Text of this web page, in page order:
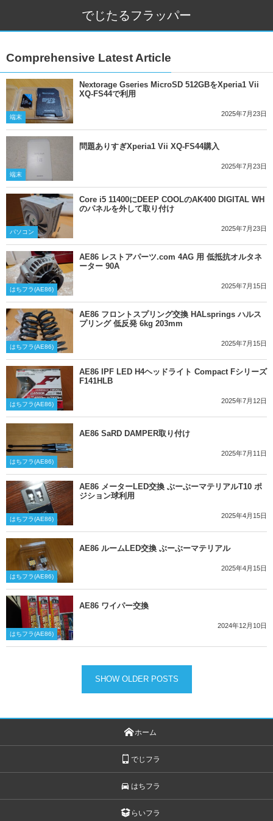
でじたるフラッパー
Comprehensive Latest Article
端末
Nextorage Gseries MicroSD 512GBをXperia1 Vii
XQ-FS44で利用
2025年7月23日
端末
問題ありすぎXperia1 Vii XQ-FS44購入
2025年7月23日
パソコン
Core i5 11400にDEEP COOLのAK400 DIGITAL WH
のパネルを外して取り付け
2025年7月23日
はちフラ(AE86)
AE86 レストアパーツ.com 4AG 用 低抵抗オルタネ
ーター 90A
2025年7月15日
はちフラ(AE86)
AE86 フロントスプリング交換 HALsprings ハルス
プリング 低反発 6kg 203mm
2025年7月15日
はちフラ(AE86)
AE86 IPF LED H4ヘッドライト Compact Fシリーズ
F141HLB
2025年7月12日
はちフラ(AE86)
AE86 SaRD DAMPER取り付け
2025年7月11日
はちフラ(AE86)
AE86 メーターLED交換 ぶーぶーマテリアルT10 ポ
ジション球利用
2025年4月15日
はちフラ(AE86)
AE86 ルームLED交換 ぶーぶーマテリアル
2025年4月15日
はちフラ(AE86)
AE86 ワイパー交換
2024年12月10日
SHOW OLDER POSTS
ホーム
でじフラ
はちフラ
らいフラ